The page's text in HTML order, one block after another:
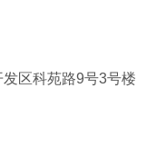
区科苑路9号3号楼